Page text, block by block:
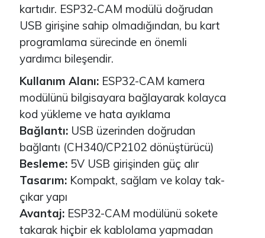
kartıdır. ESP32-CAM modülü doğrudan
USB girişine sahip olmadığından, bu kart
programlama sürecinde en önemli
yardımcı bileşendir.
Kullanım Alanı:ESP32-CAM kamera
modülünü bilgisayara bağlayarak kolayca
kod yükleme ve hata ayıklama
Bağlantı:USB üzerinden doğrudan
bağlantı (CH340/CP2102 dönüştürücü)
Besleme:5V USB girişinden güç alır
Tasarım:Kompakt, sağlam ve kolay tak-
çıkar yapı
Avantaj:ESP32-CAM modülünü sokete
takarak hiçbir ek kablolama yapmadan